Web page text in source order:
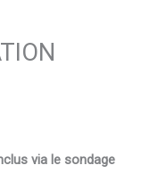
via le sondage